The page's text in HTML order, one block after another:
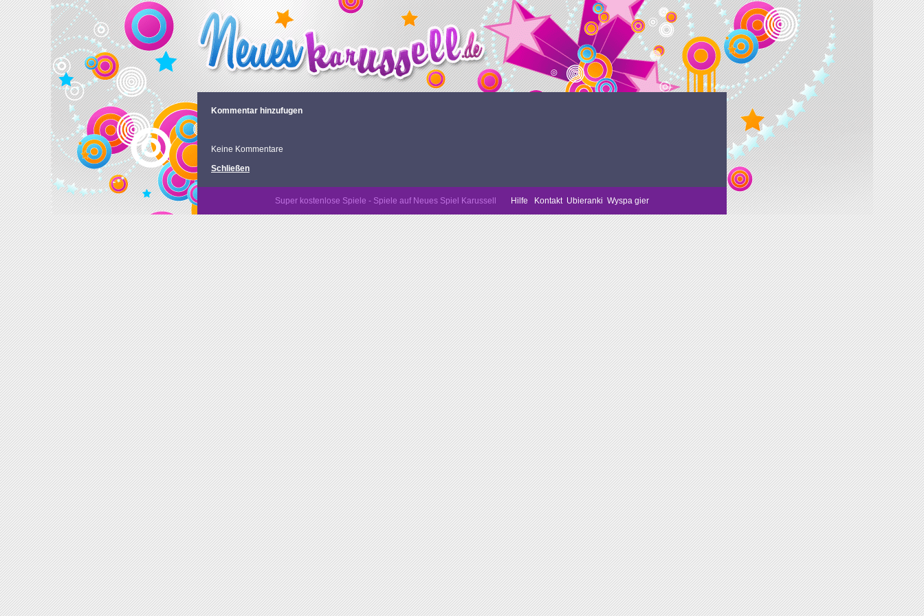
Kommentar hinzufugen
Keine Kommentare
Schließen
Super kostenlose Spiele - Spiele auf Neues Spiel Karussell Hilfe Kontakt Ubieranki Wyspa gier